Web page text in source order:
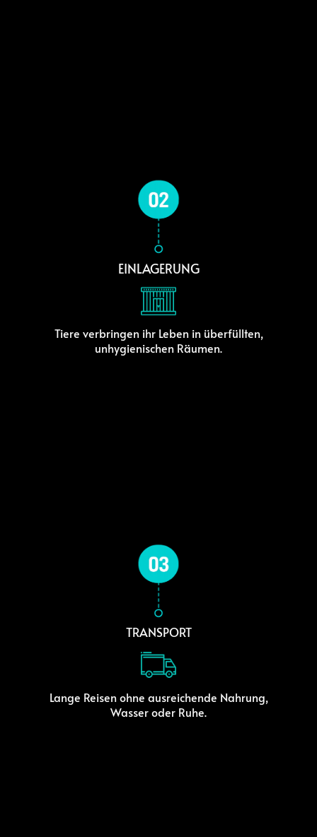
EINLAGERUNG
Tiere verbringen ihr Leben in überfüllten,
unhygienischen Räumen.
TRANSPORT
Lange Reisen ohne ausreichende Nahrung,
Wasser oder Ruhe.